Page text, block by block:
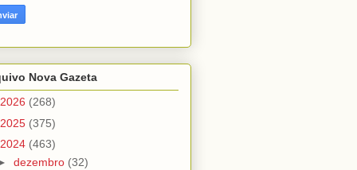
Nova Gazeta
2026 (268)
2025 (375)
2024 (463)
dezembro (32)